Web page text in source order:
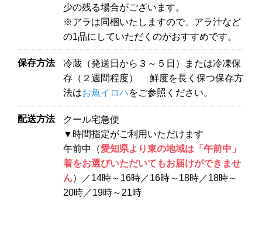
少の残る場合がございます。
※アラは同梱いたしますので、アラ汁など
の1品にしていただくのがおすすめです。
保存方法
冷蔵（発送日から３～５日）または冷凍保
存（２週間程度） 鮮度を長く保つ保存方
法はお魚イロハをご参照ください。
配送方法
クール宅急便
▼時間指定がご利用いただけます
午前中（愛知県より東の地域は「午前中」
着をお選びいただいてもお届けができませ
ん）／14時～16時／16時～18時／18時～
20時／19時～21時